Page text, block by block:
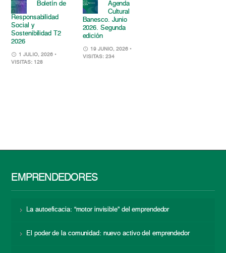
Boletín de
Responsabilidad
Social y
Sostenibilidad T2
2026
1 JULIO, 2026 •
VISITAS: 128
Agenda
Cultural
Banesco. Junio
2026. Segunda
edición
19 JUNIO, 2026 •
VISITAS: 234
EMPRENDEDORES
La autoeficacia: “motor invisible” del emprendedor
El poder de la comunidad: nuevo activo del emprendedor